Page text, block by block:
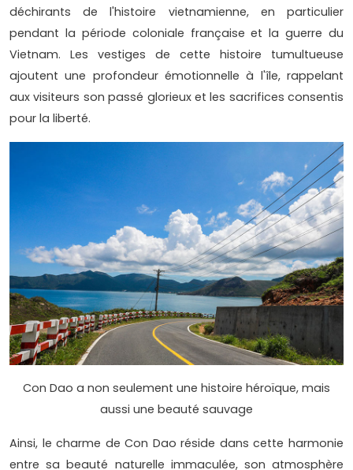
déchirants de l'histoire vietnamienne, en particulier
pendant la période coloniale française et la guerre du
Vietnam. Les vestiges de cette histoire tumultueuse
ajoutent une profondeur émotionnelle à l'île, rappelant
aux visiteurs son passé glorieux et les sacrifices consentis
pour la liberté.
Con Dao a non seulement une histoire héroïque, mais
aussi une beauté sauvage
Ainsi, le charme de Con Dao réside dans cette harmonie
entre sa beauté naturelle immaculée, son atmosphère